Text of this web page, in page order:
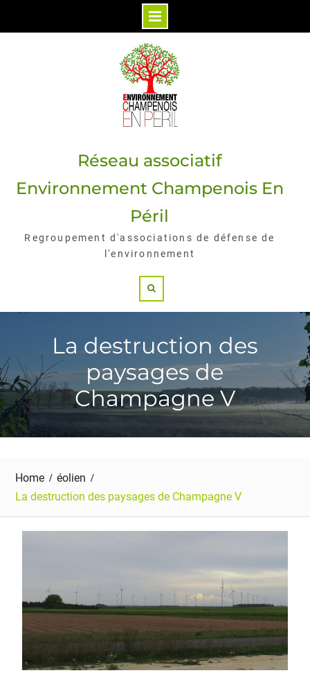
Réseau associatif
Environnement Champenois En
Péril
Regroupement d'associations de défense de
l'environnement
La destruction des
paysages de
Champagne V
Home
éolien
La destruction des paysages de Champagne V